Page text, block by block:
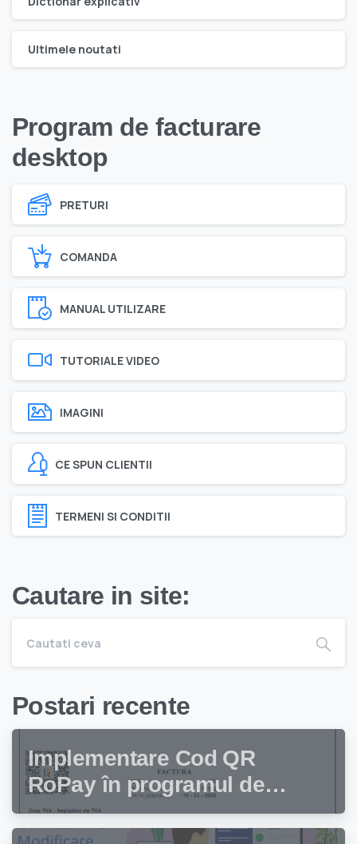
Ultimele noutati
Program de facturare
desktop
PRETURI
COMANDA
MANUAL UTILIZARE
TUTORIALE VIDEO
IMAGINI
CE SPUN CLIENTII
TERMENI SI CONDITII
Cautare in site:
Postari recente
Implementare Cod QR
RoPay în programul de
facturare Facturis